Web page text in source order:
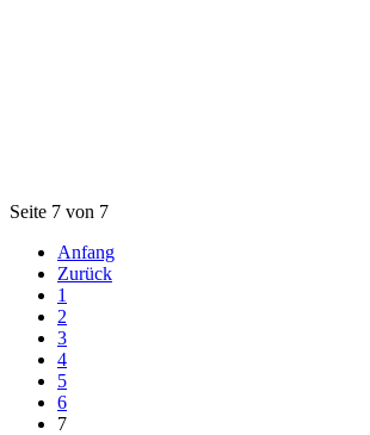
Seite 7 von 7
Anfang
Zurück
1
2
3
4
5
6
7